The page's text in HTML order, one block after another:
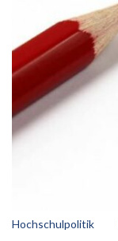
Hochschulpolitik